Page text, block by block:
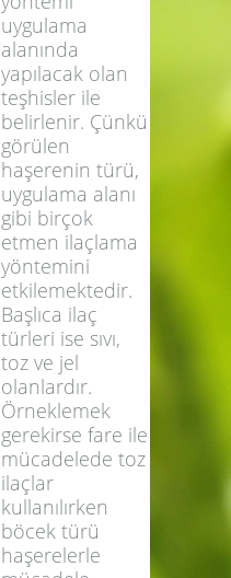
Haşere ilaçlama
işleminin
yöntemi
uygulama
alanında
yapılacak olan
teşhisler ile
belirlenir. Çünkü
görülen
haşerenin türü,
uygulama alanı
gibi birçok
etmen ilaçlama
yöntemini
etkilemektedir.
Başlıca ilaç
türleri ise sıvı,
toz ve jel
olanlardır.
Örneklemek
gerekirse fare ile
mücadelede toz
ilaçlar